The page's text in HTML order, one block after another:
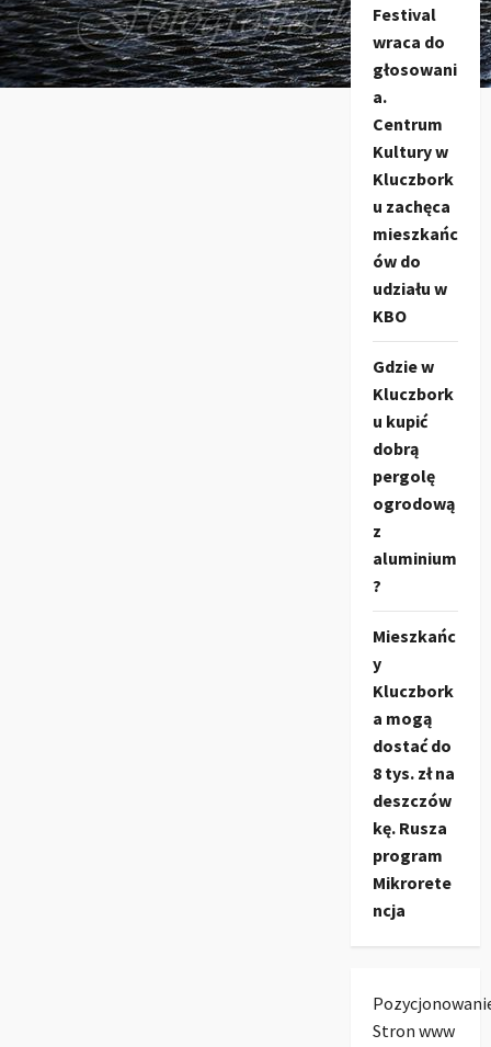
Festival
wraca do
głosowani
a.
Centrum
Kultury w
Kluczbork
u zachęca
mieszkańc
ów do
udziału w
KBO
Gdzie w
Kluczbork
u kupić
dobrą
pergolę
ogrodową
z
aluminium
?
Mieszkańc
y
Kluczbork
a mogą
dostać do
8 tys. zł na
deszczów
kę. Rusza
program
Mikrorete
ncja
Stron www